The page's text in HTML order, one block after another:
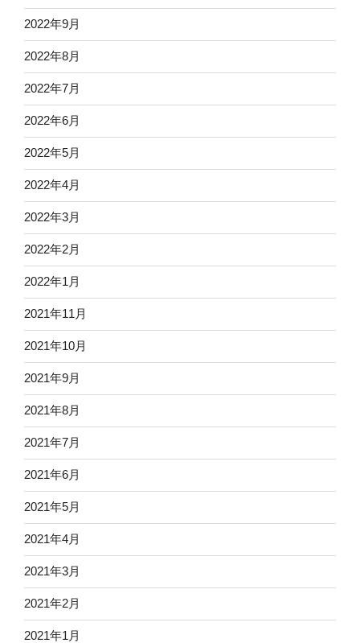
2022年9月
2022年8月
2022年7月
2022年6月
2022年5月
2022年4月
2022年3月
2022年2月
2022年1月
2021年11月
2021年10月
2021年9月
2021年8月
2021年7月
2021年6月
2021年5月
2021年4月
2021年3月
2021年2月
2021年1月